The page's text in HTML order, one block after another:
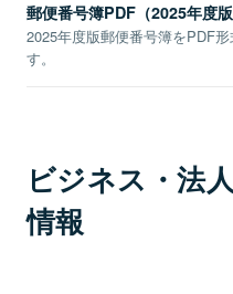
郵便番号簿PDF（2025年度版
2025年度版郵便番号簿をPDF
す。
ビジネス・法
情報